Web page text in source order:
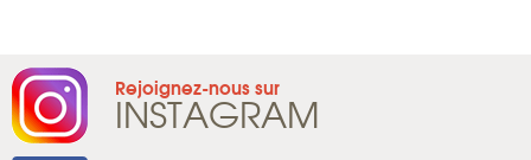
Rejoignez-nous sur
INSTAGRAM